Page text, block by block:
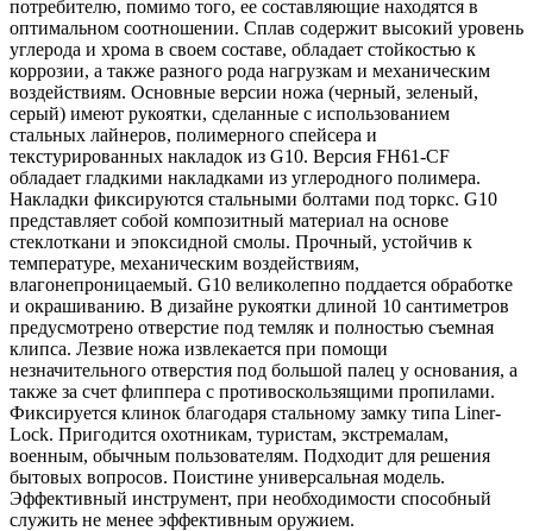
потребителю, помимо того, ее составляющие находятся в
оптимальном соотношении. Сплав содержит высокий уровень
углерода и хрома в своем составе, обладает стойкостью к
коррозии, а также разного рода нагрузкам и механическим
воздействиям. Основные версии ножа (черный, зеленый,
серый) имеют рукоятки, сделанные с использованием
стальных лайнеров, полимерного спейсера и
текстурированных накладок из G10. Версия FH61-CF
обладает гладкими накладками из углеродного полимера.
Накладки фиксируются стальными болтами под торкс. G10
представляет собой композитный материал на основе
стеклоткани и эпоксидной смолы. Прочный, устойчив к
температуре, механическим воздействиям,
влагонепроницаемый. G10 великолепно поддается обработке
и окрашиванию. В дизайне рукоятки длиной 10 сантиметров
предусмотрено отверстие под темляк и полностью съемная
клипса. Лезвие ножа извлекается при помощи
незначительного отверстия под большой палец у основания, а
также за счет флиппера с противоскользящими пропилами.
Фиксируется клинок благодаря стальному замку типа Liner-
Lock. Пригодится охотникам, туристам, экстремалам,
военным, обычным пользователям. Подходит для решения
бытовых вопросов. Поистине универсальная модель.
Эффективный инструмент, при необходимости способный
служить не менее эффективным оружием.